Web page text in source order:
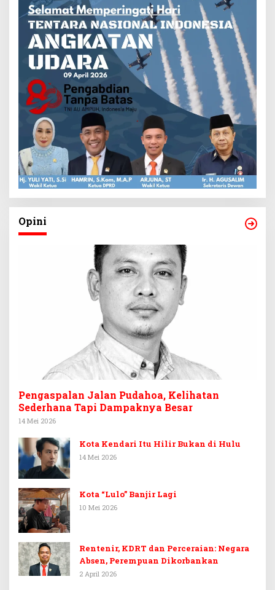
Opini
Pengaspalan Jalan Pudahoa, Kelihatan
Sederhana Tapi Dampaknya Besar
14 Mei 2026
Kota Kendari Itu Hilir Bukan di Hulu
14 Mei 2026
Kota “Lulo” Banjir Lagi
10 Mei 2026
Rentenir, KDRT dan Perceraian: Negara
Absen, Perempuan Dikorbankan
2 April 2026